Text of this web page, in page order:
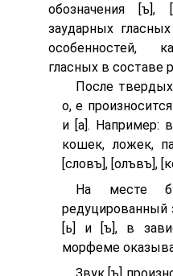
обозначения [ъ],
заударных
особенностей,
гласных в составе
После
о, е
и [а]. Например:
кошек, ложек,
[словъ], [олъвъ],
На месте
редуцированный
[ь] и [ъ], в
морфеме
Звук [ъ]